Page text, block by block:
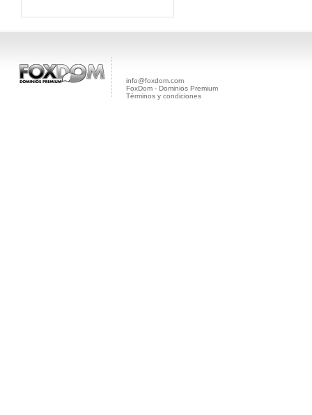
info@foxdom.com
FoxDom - Dominios Premium
Términos y condiciones